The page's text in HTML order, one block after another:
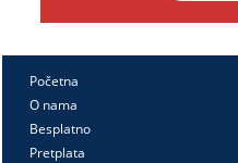
Početna
O nama
Besplatno
Pretplata